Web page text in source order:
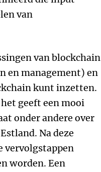
van
van blockchain
en management) en
kunt inzetten.
geeft een mooi
onder andere over
Na deze
vervolgstappen
worden. Een